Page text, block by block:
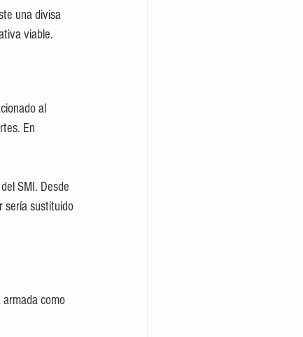
una divisa
viable.
al
En
SMI. Desde
sería sustituido
como